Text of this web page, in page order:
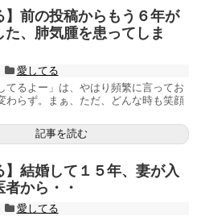
】前の投稿からもう６年が
た、肺気腫を患ってしま
愛してる
てるよー」は、やはり頻繁に言ってお
わらず。まぁ、ただ、どんな時も笑顔
記事を読む
】結婚して１５年、妻が入
者から・・
愛してる